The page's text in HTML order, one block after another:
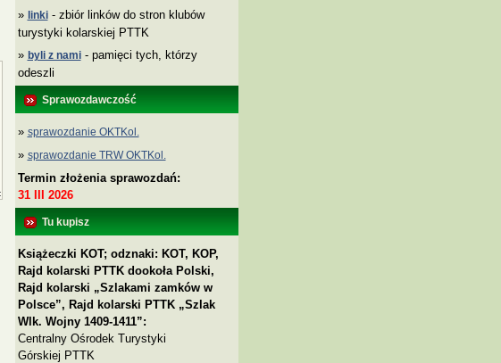
» linki- zbiór linków do stron klubów
turystyki kolarskiej PTTK
» byli z nami- pamięci tych, którzy
odeszli
Sprawozdawczość
» sprawozdanie OKTKol.
» sprawozdanie TRW OKTKol.
Termin złożenia sprawozdań:
31 III 2026
Tu kupisz
Książeczki KOT; odznaki: KOT, KOP,
Rajd kolarski PTTK dookoła Polski,
Rajd kolarski „Szlakami zamków w
Polsce”, Rajd kolarski PTTK „Szlak
Wlk. Wojny 1409-1411”:
Centralny Ośrodek Turystyki
Górskiej PTTK